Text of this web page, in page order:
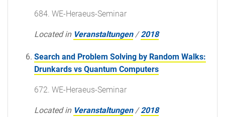
684. WE-Heraeus-Seminar
Located in Veranstaltungen /2018
Search and Problem Solving by Random Walks:
Drunkards vs Quantum Computers
672. WE-Heraeus-Seminar
Located in Veranstaltungen /2018